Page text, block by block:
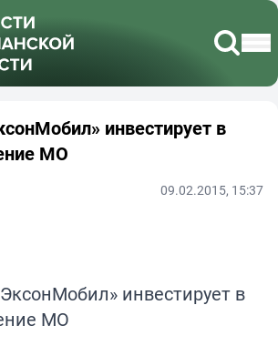
инвестирует в
МО
09.02.2015, 15:37